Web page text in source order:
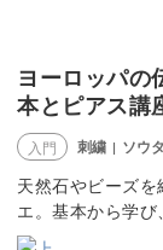
ヨーロッパの
本とピアス講
入門 刺繍 | ソウ
天然石やビーズ
エ。基本から学び